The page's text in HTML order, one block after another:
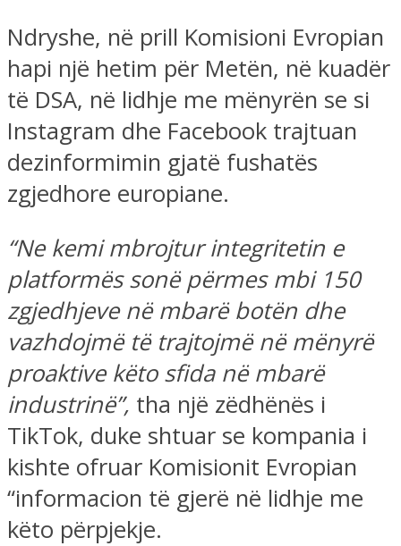
Ndryshe, në prill Komisioni Evropian
hapi një hetim për Metën, në kuadër
të DSA, në lidhje me mënyrën se si
Instagram dhe Facebook trajtuan
dezinformimin gjatë fushatës
zgjedhore europiane.
“Ne kemi mbrojtur integritetin e
platformës sonë përmes mbi 150
zgjedhjeve në mbarë botën dhe
vazhdojmë të trajtojmë në mënyrë
proaktive këto sfida në mbarë
industrinë”, tha një zëdhënës i
TikTok, duke shtuar se kompania i
kishte ofruar Komisionit Evropian
“informacion të gjerë në lidhje me
këto përpjekje.